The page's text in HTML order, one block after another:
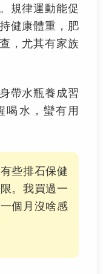
規律運動能促
健康體重，肥
，尤其有家族
帶水瓶養成習
喝水，蠻有用
些排石保健
。我買過一
個月沒啥感